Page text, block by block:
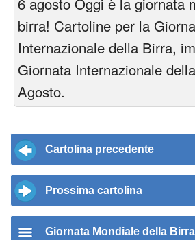
birra! Cartoline per la
Internazionale della Birra,
Giornata Internazionale
Agosto.
Cartolina precedente
Prossima cartolina
Giornata Mondiale della